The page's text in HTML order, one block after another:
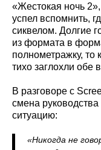
«Жестокая ночь
успел вспомнить,
сиквелом. Долгие
из формата в
полнометражку, то
тихо заглохли обе
В разговоре с
смена
ситуацию:
«Никогда не